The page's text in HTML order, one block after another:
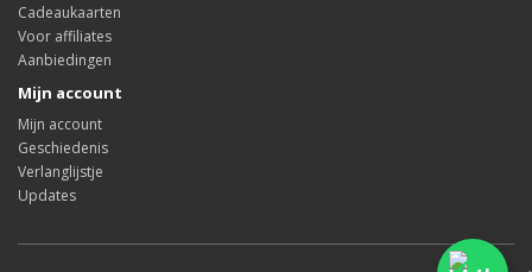
Cadeaukaarten
Voor affiliates
Aanbiedingen
Mijn account
Mijn account
Geschiedenis
Verlanglijstje
Updates